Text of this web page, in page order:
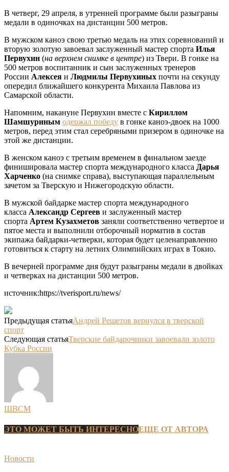
В четверг, 29 апреля, в утренней программе были разыграны
медали в одиночках на дистанции 500 метров.
В мужском каноэ свою третью медаль на этих соревнований и
вторую золотую завоевал заслуженный мастер спорта Илья
Первухин (на верхнем снимке в центре) из Твери. В гонке на
500 метров воспитанник и сын заслуженных тренеров
России Алексея и Людмилы Первухиных почти на секунду
опередил ближайшего конкурента Михаила Павлова из
Самарской области.
Напомним, накануне Первухин вместе с Кириллом
Шамшуриным одержал победу в гонке каноэ-двоек на 1000
метров, перед этим стал серебряными призером в одиночке на
этой же дистанции.
В женском каноэ с третьим временем в финальном заезде
финишировала мастер спорта международного класса Дарья
Харченко (на снимке справа), выступающая параллельным
зачетом за Тверскую и Нижегородскую области.
В мужской байдарке мастер спорта международного
класса Александр Сергеев и заслуженный мастер
спорта Артем Кузахметов заняли соответственно четвертое и
пятое места и выполнили отборочный норматив в состав
экипажа байдарки-четверки, которая будет целенаправленно
готовиться к старту на летних Олимпийских играх в Токио.
В вечерней программе дня будут разыграны медали в двойках
и четверках на дистанции 500 метров.
источник:https://tverisport.ru/news/
Предыдущая статьяАндрей Решетов вернулся в тверской
спорт
Следующая статьяТверские байдарочники завоевали золото
Кубка России
ШВСМ
ЭТО МОЖЕТ БЫТЬ ИНТЕРЕСНОЕЩЕ ОТ АВТОРА
Новости